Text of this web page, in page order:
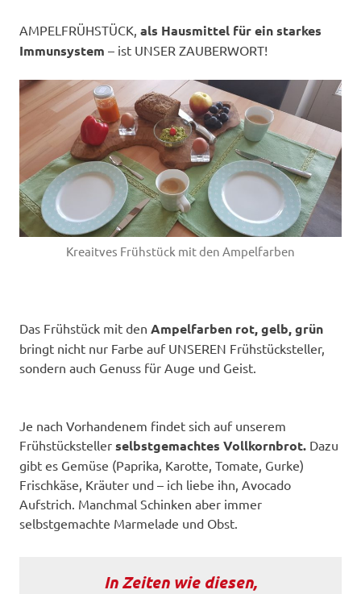
AMPELFRÜHSTÜCK, als Hausmittel für ein starkes
Immunsystem – ist UNSER ZAUBERWORT!
Kreaitves Frühstück mit den Ampelfarben
Das Frühstück mit den Ampelfarben rot, gelb, grün
bringt nicht nur Farbe auf UNSEREN Frühstücksteller,
sondern auch Genuss für Auge und Geist.
Je nach Vorhandenem findet sich auf unserem
Frühstücksteller selbstgemachtes Vollkornbrot. Dazu
gibt es Gemüse (Paprika, Karotte, Tomate, Gurke)
Frischkäse, Kräuter und – ich liebe ihn, Avocado
Aufstrich. Manchmal Schinken aber immer
selbstgemachte Marmelade und Obst.
In Zeiten wie diesen,